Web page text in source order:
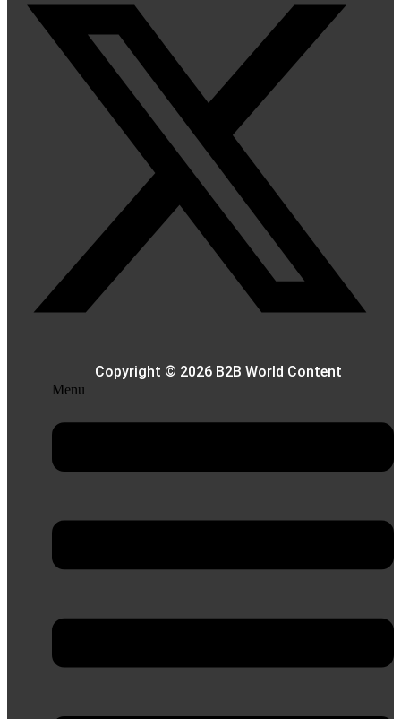
Copyright © 2026 B2B World Content
Menu